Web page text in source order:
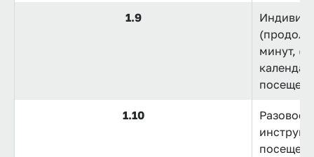
1.9
минут,
1.10
Разовое